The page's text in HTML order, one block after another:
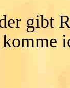
gibt